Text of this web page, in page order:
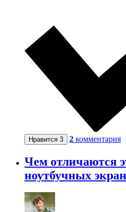
Нравится 3 2 комментария
Чем отличаются
ноутбучных